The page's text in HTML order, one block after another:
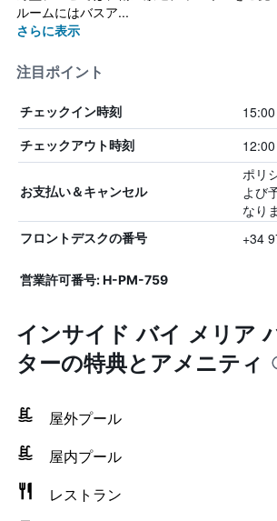
ルームにはバスア...
さらに表示
注目ポイント
チェックイン時刻 15:00
チェックアウト時刻 12:00
お支払い＆キャンセル
ポリ
よび
なり
フロントデスクの番号 +34
営業許可番号: H-PM-759
インサイド バイ メリア
ターの特典とアメニティ
屋外プール
屋内プール
レストラン